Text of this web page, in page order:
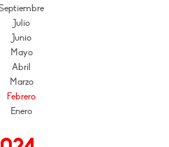
Julio
Junio
Mayo
Abril
Marzo
Febrero
Enero